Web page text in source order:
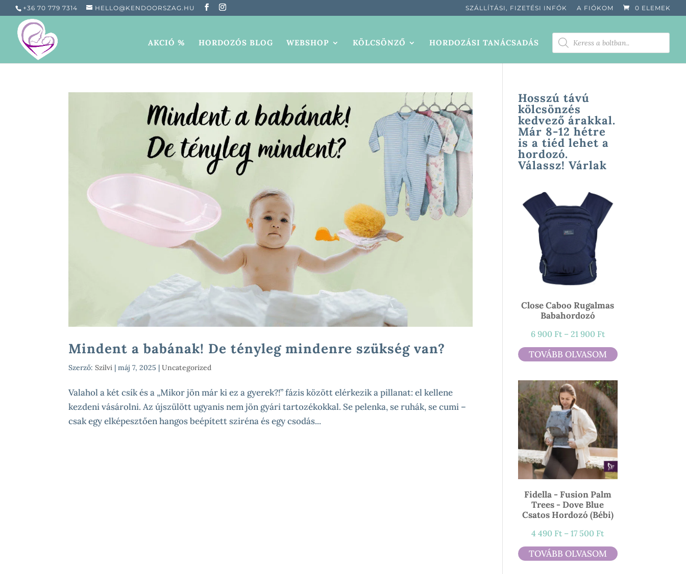
+36 70 779 7314 HELLO@KENDOORSZAG.HU SZÁLLÍTÁSI, FIZETÉSI INFÓK A FIÓKOM 0 ELEMEK
AKCIÓ % HORDOZÓS BLOG WEBSHOP KÖLCSÖNZŐ HORDOZÁSI TANÁCSADÁS
PRODUCTS
SEARCH
Mindent a babának! De tényleg mindenre szükség van?
Szerző:Szilvi |máj 7, 2025 |Uncategorized
Valahol a két csík és a „Mikor jön már ki ez a gyerek?!” fázis között elérkezik a pillanat: el kellene
kezdeni vásárolni. Az újszülött ugyanis nem jön gyári tartozékokkal. Se pelenka, se ruhák, se cumi –
csak egy elképesztően hangos beépített sziréna és egy csodás...
Hosszú távú
kölcsönzés
kedvező árakkal.
Már 8-12 hétre
is a tiéd lehet a
hordozó.
Válassz! Várlak
Close Caboo Rugalmas
Babahordozó
6 900 Ft – 21 900 FtÁrtartomány:
6
900 Ft
21
900 Ft
TOVÁBB OLVASOM
Fidella - Fusion Palm
Trees - Dove Blue
Csatos Hordozó (bébi)
4 490 Ft – 17 500 FtÁrtartomány:
4
490 Ft
TOVÁBB OLVASOM